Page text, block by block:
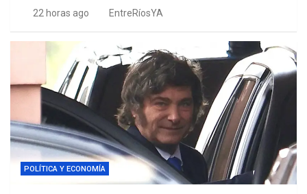
22 horas ago EntreRíosYA
POLÍTICA Y ECONOMÍA